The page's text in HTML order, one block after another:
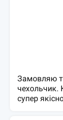
Замовляю
чехольчик.
супер